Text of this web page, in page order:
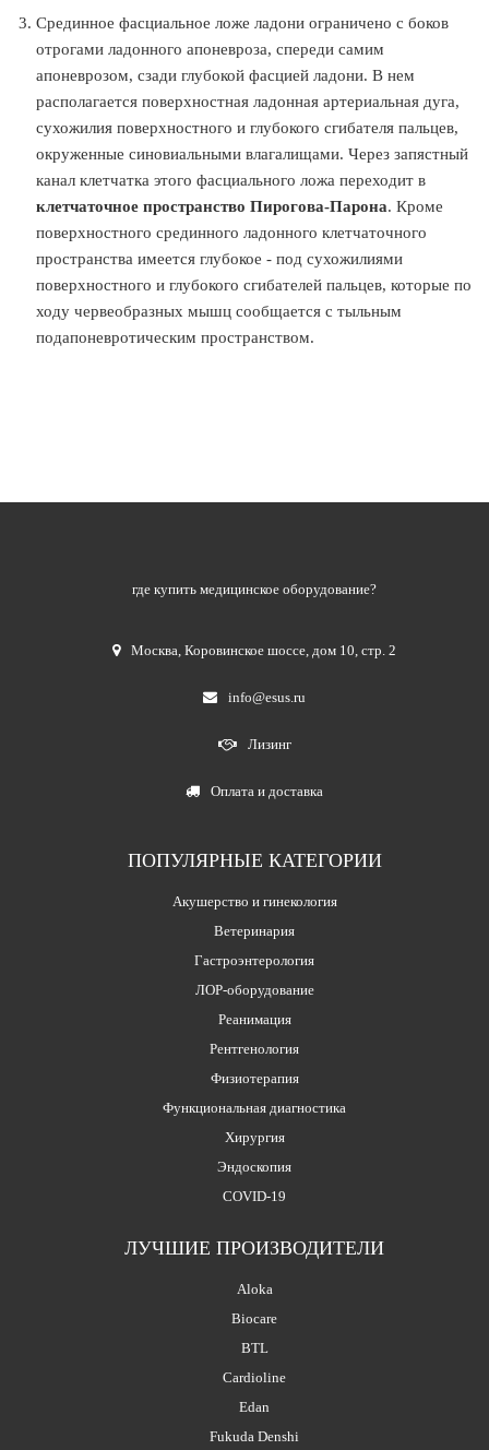
Срединное фасциальное ложе ладони ограничено с боков
отрогами ладонного апоневроза, спереди самим
апоневрозом, сзади глубокой фасцией ладони. В нем
располагается поверхностная ладонная артериальная дуга,
сухожилия поверхностного и глубокого сгибателя пальцев,
окруженные синовиальными влагалищами. Через запястный
канал клетчатка этого фасциального ложа переходит в
клетчаточное пространство Пирогова-Парона. Кроме
поверхностного срединного ладонного клетчаточного
пространства имеется глубокое - под сухожилиями
поверхностного и глубокого сгибателей пальцев, которые по
ходу червеобразных мышц сообщается с тыльным
подапоневротическим пространством.
где купить медицинское оборудование?
Москва,Коровинское шоссе, дом 10, стр. 2
info@esus.ru
Лизинг
Оплата и доставка
ПОПУЛЯРНЫЕ КАТЕГОРИИ
Акушерство и гинекология
Ветеринария
Гастроэнтерология
ЛОР-оборудование
Реанимация
Рентгенология
Физиотерапия
Функциональная диагностика
Хирургия
Эндоскопия
COVID-19
ЛУЧШИЕ ПРОИЗВОДИТЕЛИ
Aloka
Biocare
BTL
Cardioline
Edan
Fukuda Denshi